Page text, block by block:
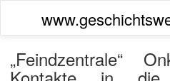
„Feindzentrale“